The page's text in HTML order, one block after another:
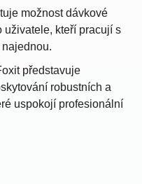
možnost dávkové
uživatele, kteří pracují s
představuje
robustních a
uspokojí profesionální